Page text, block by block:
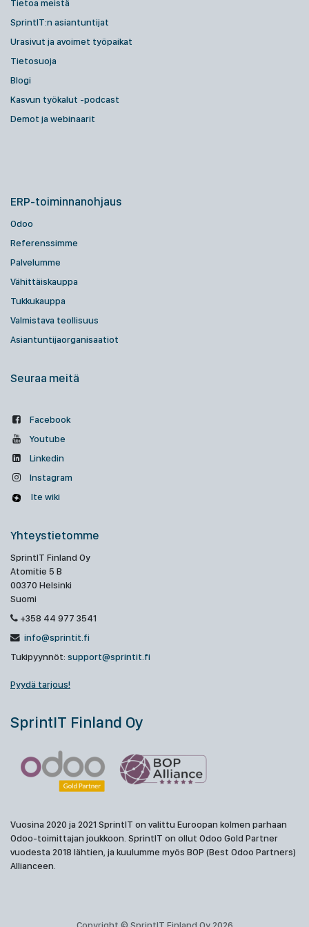
Tietoa meistä
SprintIT:n asiantuntijat
Urasivut ja avoimet työpaikat
Tietosuoja
Blogi
Kasvun työkalut -podcast
Demot ja webinaarit
ERP-toiminnanohjaus
Odoo
Referenssimme
Palvelumme
Vähittäiskauppa
Tukkukauppa
Valmistava teollisuus
Asiantuntijaorganisaatiot
Seuraa meitä
Facebook
Youtube
Linkedin
Instagram
Ite wiki
Yhteystietomme
SprintIT Finland Oy
Atomitie 5 B
00370 Helsinki
Suomi
+358 44 977 3541
info@sprintit.fi
Tukipyynnöt: support@sprintit.fi
Pyydä tarjous!
SprintIT Finland Oy
Vuosina 2020 ja 2021 SprintIT on valittu Euroopan kolmen parhaan
Odoo-toimittajan joukkoon. SprintIT on ollut Odoo Gold Partner
vuodesta 2018 lähtien, ja kuulumme myös BOP (Best Odoo Partners)
Allianceen.
Copyright © SprintIT Finland Oy 2026